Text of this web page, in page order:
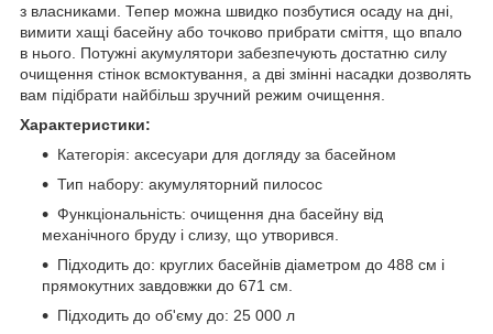
з власниками. Тепер можна швидко позбутися осаду на дні,
вимити хащі басейну або точково прибрати сміття, що впало
в нього. Потужні акумулятори забезпечують достатню силу
очищення стінок всмоктування, а дві змінні насадки дозволять
вам підібрати найбільш зручний режим очищення.
Характеристики:
Категорія: аксесуари для догляду за басейном
Тип набору: акумуляторний пилосос
Функціональність: очищення дна басейну від
механічного бруду і слизу, що утворився.
Підходить до: круглих басейнів діаметром до 488 см і
прямокутних завдовжки до 671 см.
Підходить до об'єму до: 25 000 л